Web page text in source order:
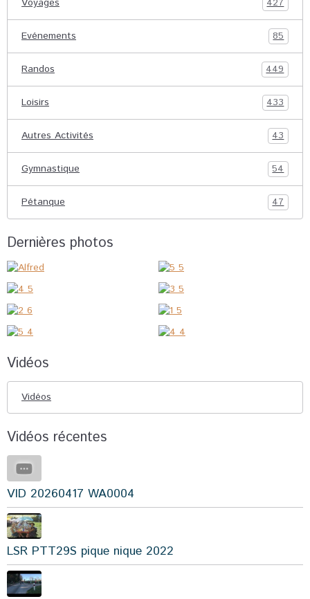
427
Evénements 85
Randos 449
Loisirs 433
Autres Activités 43
Gymnastique 54
Pétanque 47
Dernières photos
Vidéos
Vidéos
Vidéos récentes
VID 20260417 WA0004
LSR PTT29S pique nique 2022